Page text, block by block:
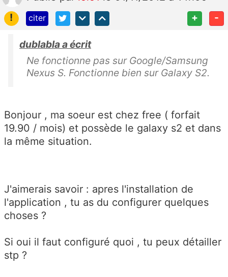
!
citer + -
dublabla a écrit
Ne fonctionne pas sur Google/Samsung
Nexus S. Fonctionne bien sur Galaxy S2.
Bonjour , ma soeur est chez free ( forfait
19.90 / mois) et possède le galaxy s2 et dans
la même situation.
J'aimerais savoir : apres l'installation de
l'application , tu as du configurer quelques
choses ?
Si oui il faut configuré quoi , tu peux détailler
stp ?